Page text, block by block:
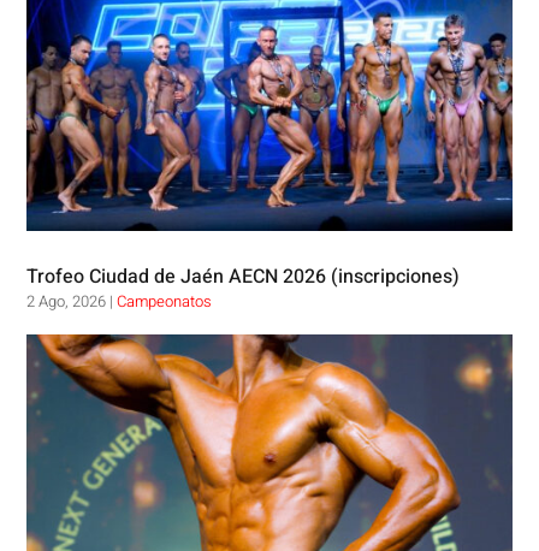
Trofeo Ciudad de Jaén AECN 2026 (inscripciones)
2 Ago, 2026 |Campeonatos